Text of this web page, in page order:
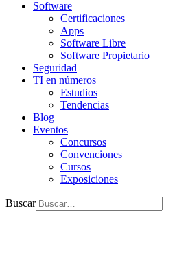
Software
Certificaciones
Apps
Software Libre
Software Propietario
Seguridad
TI en números
Estudios
Tendencias
Blog
Eventos
Concursos
Convenciones
Cursos
Exposiciones
Buscar